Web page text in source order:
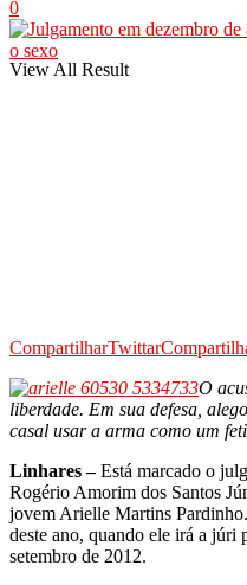
View All Result
0
CompartilharTwittar
O
liberdade. Em sua defesa,
casal usar a arma como um
Linhares –Está marcado o
Rogério Amorim dos Santos
jovem Arielle Martins
deste ano, quando ele irá a júri
setembro de 2012.